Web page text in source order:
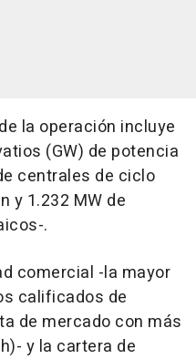
la operación incluye
(GW) de potencia
centrales de ciclo
y 1.232 MW de
.
comercial -la mayor
calificados de
de mercado con más
y la cartera de